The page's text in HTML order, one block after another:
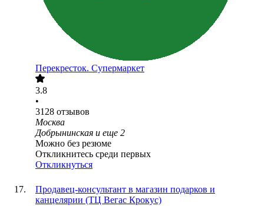
Перекресток. Супермаркет
3.8
•
3128 отзывов
Москва
Добрынинская и еще 2
Можно без резюме
Откликнитесь среди первых
Откликнуться
Продавец-консультант в магазин подарков и
канцелярии (ТЦ Вегас Крокус)